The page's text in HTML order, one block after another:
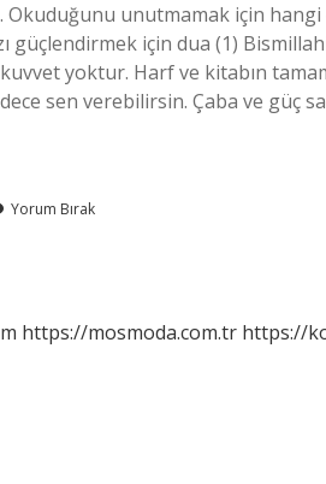
unutmamak için hangi
güçlendirmek için dua (1)
yoktur. Harf ve kitabın
sen verebilirsin. Çaba ve güç
Yorum Bırak
https://mosmoda.com.tr https://